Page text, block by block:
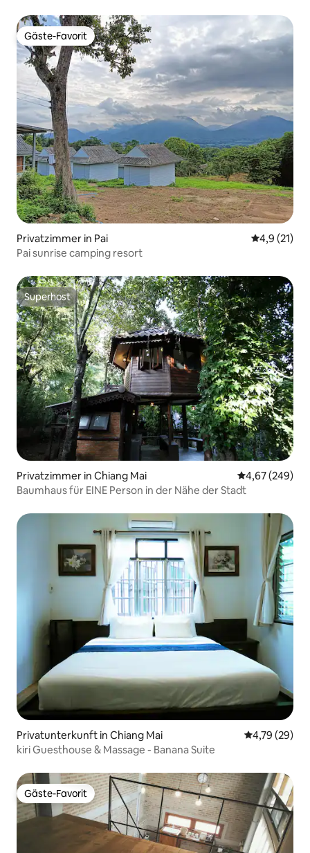
Gäste-Favorit
Gäste-Favorit
Privatzimmer in Pai
4,9 (21)
Pai sunrise camping resort
Superhost
Superhost
Privatzimmer in Chiang Mai
4,67 (249)
Baumhaus für EINE Person in der Nähe der Stadt
Privatunterkunft in Chiang Mai
4,79 (29)
kiri Guesthouse & Massage - Banana Suite
Gäste-Favorit
Gäste-Favorit